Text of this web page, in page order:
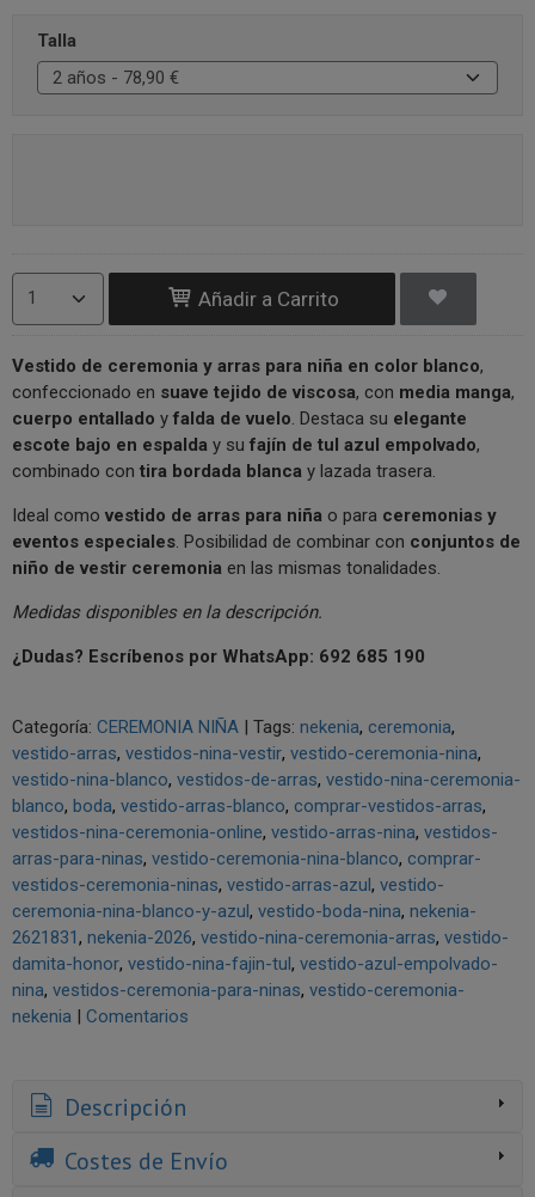
Talla
Añadir a Carrito
Vestido de ceremonia y arras para niña en color blanco,
confeccionado en suave tejido de viscosa, con media manga,
cuerpo entallado y falda de vuelo. Destaca su elegante
escote bajo en espalda y su fajín de tul azul empolvado,
combinado con tira bordada blanca y lazada trasera.
Ideal como vestido de arras para niña o para ceremonias y
eventos especiales. Posibilidad de combinar con conjuntos de
niño de vestir ceremonia en las mismas tonalidades.
Medidas disponibles en la descripción.
¿Dudas? Escríbenos por WhatsApp: 692 685 190
Categoría: CEREMONIA NIÑA | Tags: nekenia ceremonia
vestido-arras vestidos-nina-vestir vestido-ceremonia-nina
vestido-nina-blanco vestidos-de-arras vestido-nina-ceremonia-
blanco boda vestido-arras-blanco comprar-vestidos-arras
vestidos-nina-ceremonia-online vestido-arras-nina vestidos-
arras-para-ninas vestido-ceremonia-nina-blanco comprar-
vestidos-ceremonia-ninas vestido-arras-azul vestido-
ceremonia-nina-blanco-y-azul vestido-boda-nina nekenia-
2621831 nekenia-2026 vestido-nina-ceremonia-arras vestido-
damita-honor vestido-nina-fajin-tul vestido-azul-empolvado-
nina vestidos-ceremonia-para-ninas vestido-ceremonia-
nekenia | Comentarios
Descripción
Costes de Envío